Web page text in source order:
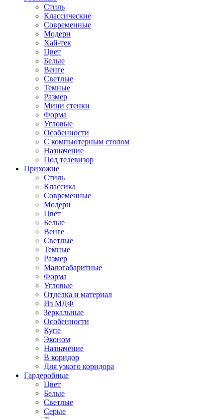
Стиль
Классические
Современные
Модерн
Хай-тек
Цвет
Белые
Венге
Светлые
Темные
Размер
Мини стенки
Форма
Угловые
Особенности
С компьютерным столом
Назначение
Под телевизор
Прихожие
Стиль
Классика
Современные
Модерн
Цвет
Белые
Венге
Светлые
Темные
Размер
Малогабаритные
Форма
Угловые
Отделка и материал
Из МДФ
Зеркальные
Особенности
Купе
Эконом
Назначение
В коридор
Для узкого коридора
Гардеробные
Цвет
Белые
Светлые
Серые